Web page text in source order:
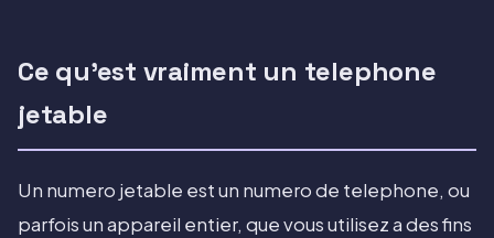
Ce qu'est vraiment un telephone
jetable
Un numero jetable est un numero de telephone, ou
parfois un appareil entier, que vous utilisez a des fins